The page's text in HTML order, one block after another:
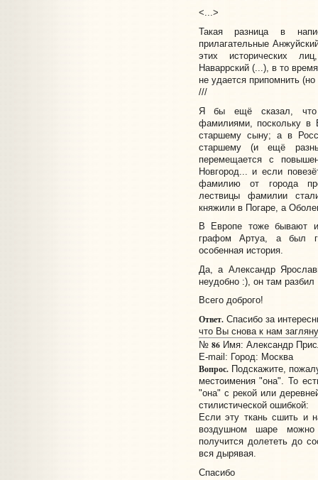
<...>
Такая разница в
прилагательные
этих исторических
Наваррский (...), в то
не удается припомнить
///
Я бы ещё сказал, что
фамилиями, поскольку в
старшему сыну; а в
старшему (и ещё
перемещается с
Новгород... и если
фамилию от города
лествицы фамилии
княжили в Погаре, а
В Европе тоже бывают
графом Артуа, а был
особенная история.
Да, а Александр
неудобно :), он там разбил
Всего доброго!
Ответ.Спасибо за
что Вы снова к нам
№ 86Имя: Александр
E-mail: Город: Москва
Вопрос.Подскажите,
местоимения "она". То
"она" с рекой или
стилистической ошибкой:
Если эту ткань сшить и
воздушном шаре
получится долететь до
вся дырявая.
Спасибо